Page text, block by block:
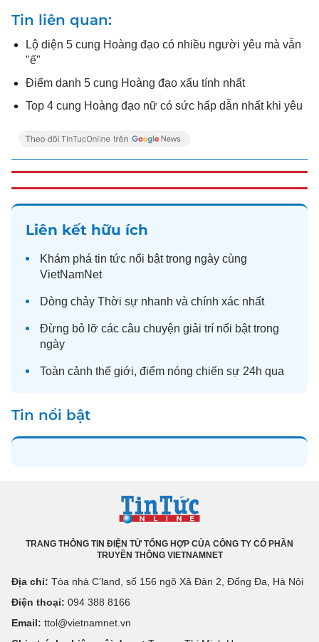
Tin liên quan
Lộ diện 5 cung Hoàng đạo có nhiều người yêu mà vẫn
"ế"
Điểm danh 5 cung Hoàng đạo xấu tính nhất
Top 4 cung Hoàng đạo nữ có sức hấp dẫn nhất khi yêu
Liên kết hữu ích
Khám phá tin tức nổi bật trong ngày cùng
VietNamNet
Dòng chảy Thời sự nhanh và chính xác nhất
Đừng bỏ lỡ các câu chuyện giải trí nổi bật trong
ngày
Toàn cảnh thế giới, điểm nóng chiến sự 24h qua
Tin nổi bật
TRANG THÔNG TIN ĐIỆN TỬ TỔNG HỢP CỦA CÔNG TY CỔ PHẦN
TRUYỀN THÔNG VIETNAMNET
Địa chỉ: Tòa nhà C’land, số 156 ngõ Xã Đàn 2, Đống Đa, Hà Nội
Điện thoại: 094 388 8166
Email: ttol@vietnamnet.vn